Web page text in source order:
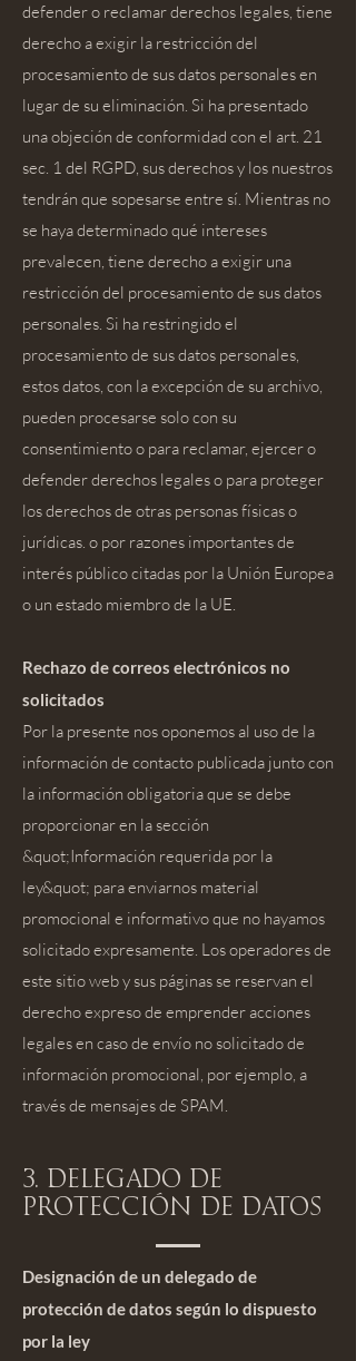
defender o reclamar derechos legales, tiene
derecho a exigir la restricción del
procesamiento de sus datos personales en
lugar de su eliminación. Si ha presentado
una objeción de conformidad con el art. 21
sec. 1 del RGPD, sus derechos y los nuestros
tendrán que sopesarse entre sí. Mientras no
se haya determinado qué intereses
prevalecen, tiene derecho a exigir una
restricción del procesamiento de sus datos
personales. Si ha restringido el
procesamiento de sus datos personales,
estos datos, con la excepción de su archivo,
pueden procesarse solo con su
consentimiento o para reclamar, ejercer o
defender derechos legales o para proteger
los derechos de otras personas físicas o
jurídicas. o por razones importantes de
interés público citadas por la Unión Europea
o un estado miembro de la UE.
Rechazo de correos electrónicos no
solicitados
Por la presente nos oponemos al uso de la
información de contacto publicada junto con
la información obligatoria que se debe
proporcionar en la sección
&quot;Información requerida por la
ley&quot; para enviarnos material
promocional e informativo que no hayamos
solicitado expresamente. Los operadores de
este sitio web y sus páginas se reservan el
derecho expreso de emprender acciones
legales en caso de envío no solicitado de
información promocional, por ejemplo, a
través de mensajes de SPAM.
3. Delegado de
protección de datos
Designación de un delegado de
protección de datos según lo dispuesto
por la ley